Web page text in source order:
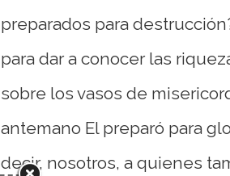
preparados para
para dar a conocer las
sobre los vasos de
antemano El preparó para
decir, nosotros, a quienes